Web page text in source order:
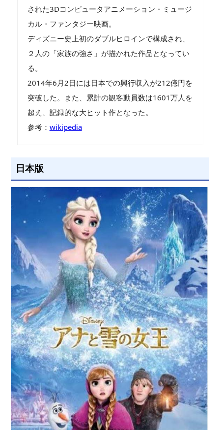
された3Dコンピュータアニメーション・ミュージ
カル・ファンタジー映画。
ディズニー史上初のダブルヒロインで構成され、
２人の「家族の強さ」が描かれた作品となってい
る。
2014年6月2日には日本での興行収入が212億円を
突破した。また、累計の観客動員数は1601万人を
超え、記録的な大ヒット作となった。
参考： wikipedia
日本版